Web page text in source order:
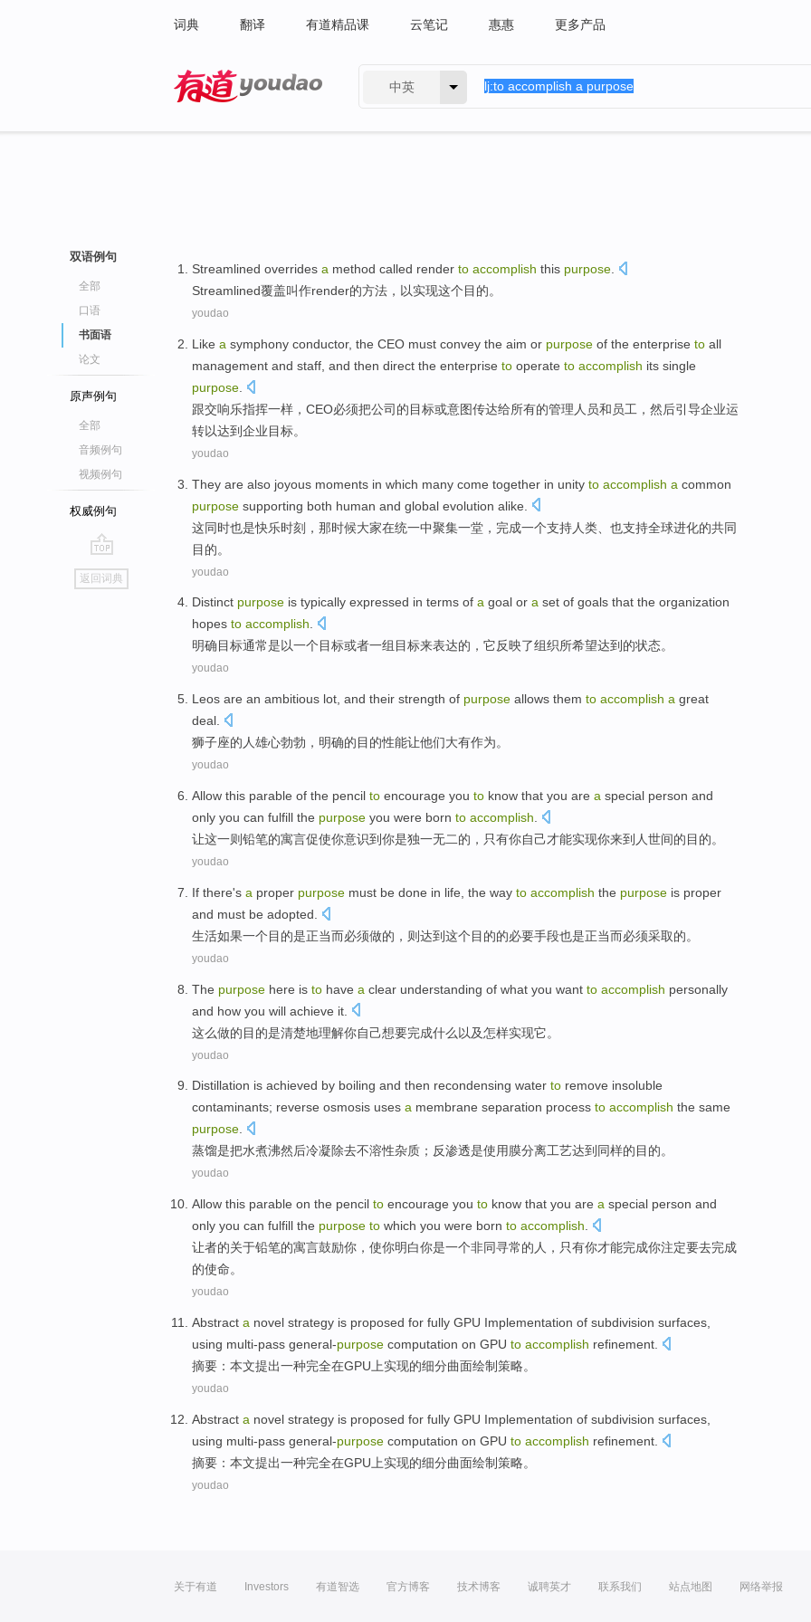
词典 翻译 有道精品课 云笔记 惠惠 更多产品
中英
双语例句
全部
口语
书面语
论文
原声例句
全部
音频例句
视频例句
权威例句
go
top
返回词典
Streamlined overrides a method called render to accomplish this purpose
Streamlined覆盖叫作render的方法 ， 以实现这个目的。
youdao
Like a symphony conductor, the CEO must convey the aim or purpose of the enterprise to all
management and staff and then direct the enterprise to operate to accomplish its single
purpose
跟交响乐指挥一样 ， CEO必须把公司 的目标或意图传达给所有的管理人员和员工 ， 然后引导企业运
转以达到企业目标。
youdao
They are also joyous moments in which many come together in unity to accomplish a common
purpose supporting both human and global evolution alike
这同时也是快乐时刻 ， 那时候大家在统一中聚集一堂， 完成一个支持人类 、也支持全球进化的共同
目的。
youdao
Distinct purpose is typically expressed in terms of a goal or a set of goals that the organization
hopes to accomplish.
明确目标通常是以一个目标或者一组 目标来表达的 ，它反映了组织所希望达到 的状态。
youdao
Leos are an ambitious lot, and their strength of purpose allows them to accomplish a great
deal.
狮子座的 人雄心勃勃，明确的目的性能让他们大有作为。
youdao
Allow this parable of the pencil to encourage you to know that you are a special person and
only you can fulfill the purpose you were born to accomplish
让这一则铅笔的寓言促使你意识到你是独一无二的， 只有你自己才能实现你来到 人世间的目的。
youdao
If there's a proper purpose must be done in life , the way to accomplish the purpose is proper
and must be adopted
生活如果一个目的是正当而必须做的，则达到这个目的的必要手段也是正当而必须采取的。
youdao
The purpose here is to have a clear understanding of what you want to accomplish personally
and how you will achieve it
这么做的目的是清楚地理解你自己想要完成什么以及怎样实现它。
youdao
Distillation is achieved by boiling and then recondensing water to remove insoluble
contaminants; reverse osmosis uses a membrane separation process to accomplish the same
purpose.
蒸馏是把水煮沸然后冷凝除去不溶性杂质 ； 反渗透是使用膜分离工艺达到 同样的目的。
youdao
Allow this parable on the pencil to encourage you to know that you are a special person and
only you can fulfill the purpose to which you were born to accomplish
让者的关于铅笔的寓言鼓励你 ，使你明白你是一个非同寻常的 人 ， 只有你才能完成你注定要去完成
的使命。
youdao
Abstract a novel strategy is proposed for fully GPU Implementation of subdivision surfaces
using multi-pass general-purpose computation on GPU to accomplish refinement.
摘要 ：本文提出一种完全在GPU上实现的细分曲面绘制策略。
youdao
Abstract a novel strategy is proposed for fully GPU Implementation of subdivision surfaces
using multi-pass general-purpose computation on GPU to accomplish refinement.
摘要 ：本文提出一种完全在GPU上实现的细分曲面绘制策略。
youdao
关于有道 Investors 有道智选 官方博客 技术博客 诚聘英才 联系我们 站点地图 网络举报